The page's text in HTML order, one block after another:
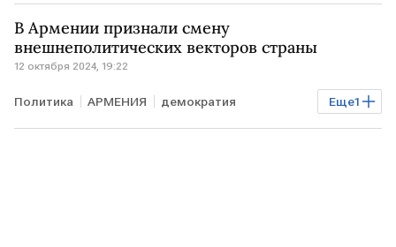
Сулейман Керимов
В Армении признали смену
внешнеполитических векторов страны
12 октября 2024, 19:22
Еще1
Политика АРМЕНИЯ демократия
Внешняя политика